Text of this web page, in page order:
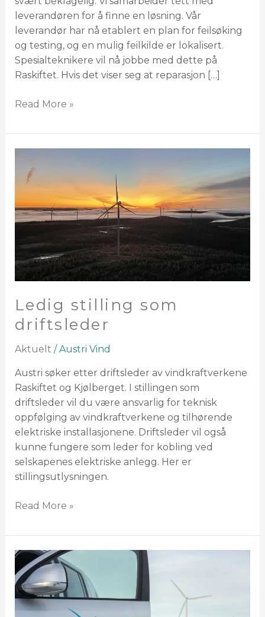
leverandøren for å finne en løsning. Vår
leverandør har nå etablert en plan for feilsøking
og testing, og en mulig feilkilde er lokalisert.
Spesialteknikere vil nå jobbe med dette på
Raskiftet. Hvis det viser seg at reparasjon […]
Read More »
Ledig stilling som
driftsleder
Aktuelt /Austri Vind
Austri søker etter driftsleder av vindkraftverkene
Raskiftet og Kjølberget. I stillingen som
driftsleder vil du være ansvarlig for teknisk
oppfølging av vindkraftverkene og tilhørende
elektriske installasjonene. Driftsleder vil også
kunne fungere som leder for kobling ved
selskapenes elektriske anlegg. Her er
stillingsutlysningen.
stilling
som
driftsleder
Read More »
Sikkerhetssone
for
iskast